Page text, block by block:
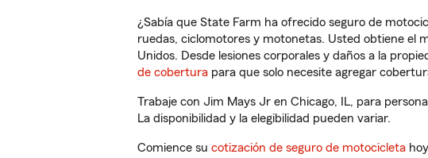
¿Sabía que State Farm ha ofrecido seguro de
ruedas, ciclomotores y motonetas. Usted obtiene el
Unidos. Desde lesiones corporales y daños a la
de cobertura para que solo necesite agregar
Trabaje con Jim Mays Jr en Chicago, IL, para
La disponibilidad y la elegibilidad pueden variar.
Comience su cotización de seguro de motocicleta